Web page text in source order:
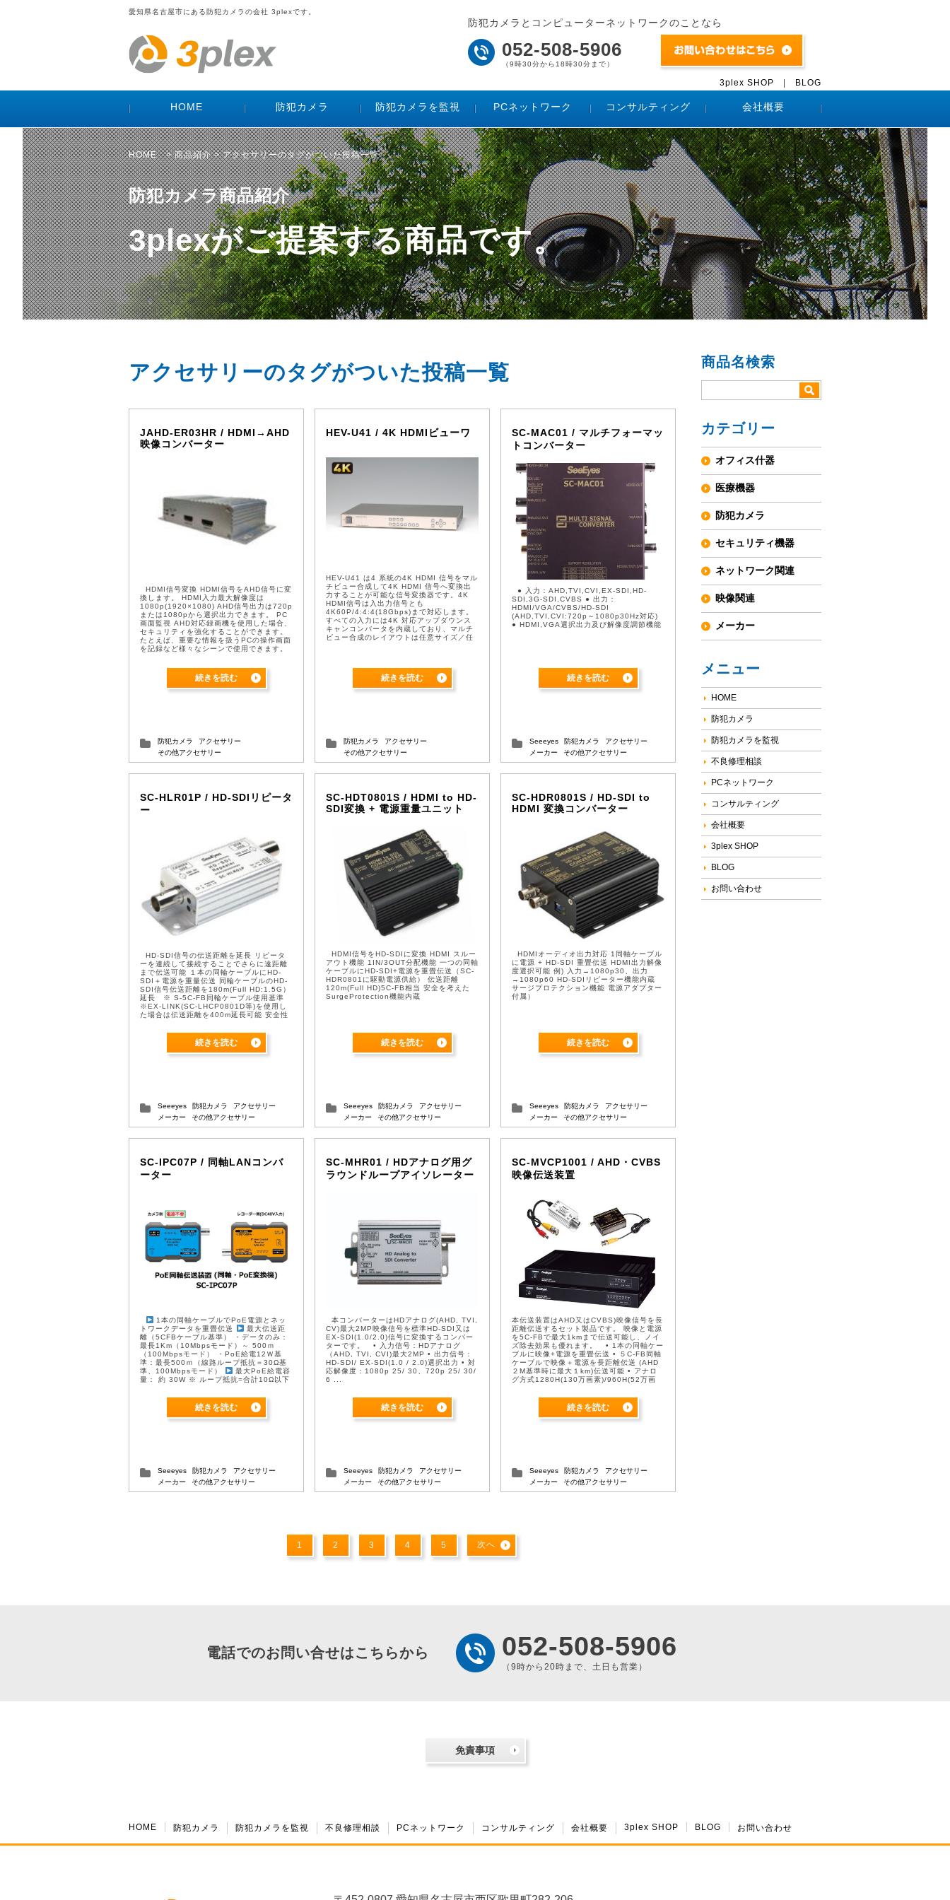
愛知県名古屋市にある防犯カメラの会社 3plexです。
防犯カメラとコンピューターネットワークのことなら
052-508-5906
（9時30分から18時30分まで）
3plex SHOP BLOG
HOME 防犯カメラ 防犯カメラを監視 PCネットワーク コンサルティング 会社概要
HOME>商品紹介> アクセサリーのタグがついた投稿一覧
防犯カメラ商品紹介
3plexがご提案する商品です。
商品名検索
カテゴリー
オフィス什器
医療機器
防犯カメラ
セキュリティ機器
ネットワーク関連
映像関連
メーカー
メニュー
HOME
防犯カメラ
防犯カメラを監視
不良修理相談
PCネットワーク
コンサルティング
会社概要
3plex SHOP
BLOG
お問い合わせ
アクセサリーのタグがついた投稿一覧
JAHD-ER03HR / HDMI→AHD
映像コンバーター
HDMI信号変換 HDMI信号をAHD信号に変
換します。 HDMI入力最大解像度は
1080p(1920×1080) AHD信号出力は720p
または1080pから選択出力できます。 PC
画面監視 AHD対応録画機を使用した場合、
セキュリティを強化することができます。
たとえば、重要な情報を扱うPCの操作画面
を記録など様々なシーンで使用できます。
続きを読む
防犯カメラ
アクセサリー
その他アクセサリー
HEV-U41 / 4K HDMIビューワ
HEV-U41 は4 系統の4K HDMI 信号をマル
チビュー合成して4K HDMI 信号へ変換出
力することが可能な信号変換器です。4K
HDMI信号は入出力信号とも
4K60P/4:4:4(18Gbps)まで対応します。
すべての入力には4K 対応アップダウンス
キャンコンバータを内蔵しており、マルチ
ビュー合成のレイアウトは任意サイズ／任
続きを読む
防犯カメラ
アクセサリー
その他アクセサリー
SC-MAC01 / マルチフォーマッ
トコンバーター
● 入力：AHD,TVI,CVI,EX-SDI,HD-
SDI,3G-SDI,CVBS ● 出力：
HDMI/VGA/CVBS/HD-SDI
(AHD,TVI,CVI:720p～1080p30Hz対応)
● HDMI,VGA選択出力及び解像度調節機能
続きを読む
Seeeyes 防犯カメラ
アクセサリー
メーカー
その他アクセサリー
SC-HLR01P / HD-SDIリピータ
ー
HD-SDI信号の伝送距離を延長 リピータ
ーを連続して接続することでさらに遠距離
まで伝送可能 １本の同輪ケーブルにHD-
SDI＋電源を重量伝送 同輪ケーブルのHD-
SDI信号伝送距離を180m(Full HD:1.5G）
延長 ※ S-5C-FB同輪ケーブル使用基準
※EX-LINK(SC-LHCP0801D等)を使用し
た場合は伝送距離を400m延長可能 安全性
続きを読む
Seeeyes 防犯カメラ
アクセサリー
メーカー
その他アクセサリー
SC-HDT0801S / HDMI to HD-
SDI変換 + 電源重量ユニット
HDMI信号をHD-SDIに変換 HDMI スルー
アウト機能 1IN/3OUT分配機能 一つの同軸
ケーブルにHD-SDI+電源を重畳伝送（SC-
HDR0801に駆動電源供給） 伝送距離
120m(Full HD)5C-FB相当 安全を考えた
SurgeProtection機能内蔵
続きを読む
Seeeyes 防犯カメラ
アクセサリー
メーカー
その他アクセサリー
SC-HDR0801S / HD-SDI to
HDMI 変換コンバーター
HDMIオーディオ出力対応 1同軸ケーブル
に電源 + HD-SDI 重畳伝送 HDMI出力解像
度選択可能 例) 入力→1080p30、出力
→1080p60 HD-SDIリピーター機能内蔵
サージプロテクション機能 電源アダプター
付属）
続きを読む
Seeeyes 防犯カメラ
アクセサリー
メーカー
その他アクセサリー
SC-IPC07P / 同軸LANコンバ
ーター
1本の同軸ケーブルでPoE電源とネッ
トワークデータを重畳伝送
最大伝送距
離（5CFBケーブル基準） ・データのみ：
最長1Km（10Mbpsモード）～ 500ｍ
（100Mbpsモード） ・PoE給電12Ｗ基
準：最長500ｍ（線路ループ抵抗＝30Ω基
準、100Mbpsモード）
最大PoE給電容
量： 約 30W ※ ループ抵抗=合計10Ω以下
続きを読む
Seeeyes 防犯カメラ
アクセサリー
メーカー
その他アクセサリー
SC-MHR01 / HDアナログ用グ
ラウンドループアイソレーター
本コンバーターはHDアナログ(AHD, TVI,
CV)最大2MP映像信号を標準HD-SDI又は
EX-SDI(1.0/2.0)信号に変換するコンバー
ターです。 • 入力信号：HDアナログ
（AHD, TVI, CVI)最大2MP • 出力信号：
HD-SDI/ EX-SDI(1.0 / 2.0)選択出力 • 対
応解像度：1080p 25/ 30、720p 25/ 30/
6 ...
続きを読む
Seeeyes 防犯カメラ
アクセサリー
メーカー
その他アクセサリー
SC-MVCP1001 / AHD・CVBS
映像伝送装置
本伝送装置はAHD又はCVBS)映像信号を長
距離伝送するセット製品です。 映像と電源
を5C-FBで最大1kmまで伝送可能し、ノイ
ズ除去効果も優れます。 • 1本の同軸ケー
ブルに映像+電源を重畳伝送 • ５C-FB同軸
ケーブルで映像＋電源を長距離伝送 (AHD
２M基準時に最大１km)伝送可能 • アナロ
グ方式1280H(130万画素)/960H(52万画
続きを読む
Seeeyes 防犯カメラ
アクセサリー
メーカー
その他アクセサリー
1 2 3 4 5 次へ
電話でのお問い合せはこちらから 052-508-5906
（9時から20時まで、土日も営業）
免責事項
HOME 防犯カメラ 防犯カメラを監視 不良修理相談 PCネットワーク コンサルティング 会社概要 3plex SHOP BLOG お問い合わせ